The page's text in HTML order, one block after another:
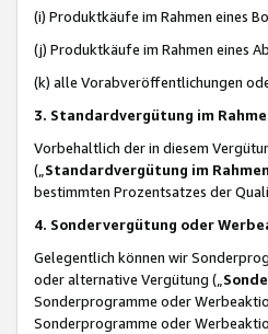
(i) Produktkäufe im Rahmen eines
(j) Produktkäufe im Rahmen eines
(k) alle Vorabveröffentlichungen
3. Standardvergütung im
Vorbehaltlich der in diesem
(„ Standardvergütung im
bestimmten Prozentsatzes der
4. Sondervergütung oder
Gelegentlich können wir
oder alternative Vergütung („
Sonderprogramme oder
Sonderprogramme oder